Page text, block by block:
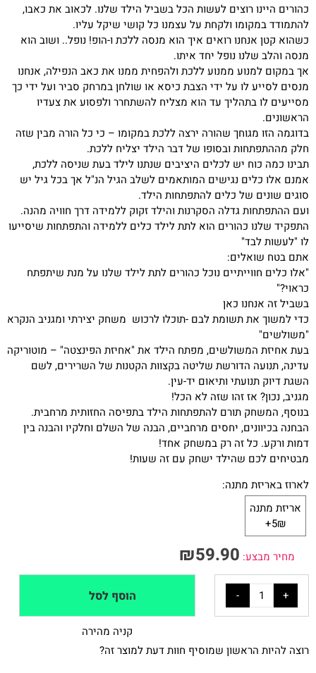
כהורים היינו רוצים לעשות הכל בשביל הילד שלנו. לכאוב את כאבו,
להתמודד במקומו ולקחת על עצמנו כל קושי שיקל עליו.
כשהוא קטן אנחנו רואים איך הוא מנסה ללכת ו-הופ! נופל.. ושוב הוא
מנסה והלב שלנו נופל יחד איתו.
אך במקום למנוע ממנוע ללכת ולהפחית ממנו את כאב הנפילה, אנחנו
מנסים לסייע לו על ידי הצבת כיסא או שולחן במרחק סביר ועל ידי כך
מסייעים לו בתהליך עד הוא מצליח להשתחרר ולפסוע את צעדיו
הראשונים.
בדוגמה הזו מגוחך שהורה ירצה ללכת במקומו – כי כל הורה מבין שזה
חלק מההתפתחות ובסופו של דבר הילד יצליח ללכת.
תבינו כמה כוח יש לכלים היציבים שנתנו לילד בעת שניסה ללכת,
אמנם אלו כלים נגישים המותאמים לשלב הגיל הנ"ל אך בכל גיל יש
סוגים שונים של כלים להתפתחות הילד.
ועם ההתפתחות גדלה הסקרנות והילד זקוק ללמידה דרך חוויה מהנה.
התפקיד שלנו כהורים הוא לתת לילד כלים ללמידה והתפתחות שיסייעו
לו "לעשות לבד"
אתם בטח שואלים:
"אלו כלים חווייתיים נוכל כהורים לתת לילד שלנו על מנת שיתפתח
כראוי?"
בשביל זה אנחנו כאן
כדי למשוך את תשומת לבם -תוכלו לרכוש משחק יצירתי ומגניב הנקרא
"משולשים"
בעת אחיזת המשולשים, מפתח הילד את "אחיזת הפינצטה" – מוטוריקה
עדינה, תנועה הדורשת שליטה בקצוות הקטנות של השרירים, לשם
השגת דיוק תנועתי ותיאום יד-עין.
מגניב, נכון? אז זהו שזה לא הכל!
בנוסף, המשחק תורם להתפתחות הילד בתפיסה החזותית מרחבית.
הבחנה בכיוונים, יחסים מרחביים, הבנה של השלם וחלקיו והבנה בין
דמות ורקע. כל זה רק במשחק אחד!
מבטיחים לכם שהילד ישחק עם זה שעות!
לארוז באריזת מתנה:
אריזת מתנה
5₪+
מחיר מבצע: ₪59.90
הוסף לסל
קניה מהירה
רוצה להיות הראשון שמוסיף חוות דעת למוצר זה?